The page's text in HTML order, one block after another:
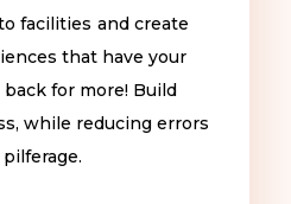
facilities and create
that have your
for more! Build
while reducing errors